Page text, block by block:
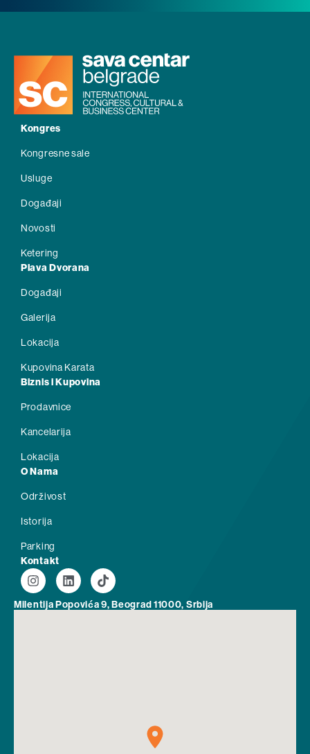
Kongres
Kongresne sale
Usluge
Događaji
Novosti
Ketering
Plava Dvorana
Događaji
Galerija
Lokacija
Kupovina Karata
Biznis i Kupovina
Prodavnice
Kancelarija
Lokacija
O Nama
Održivost
Istorija
Parking
Kontakt
Milentija Popovića 9, Beograd 11000, Srbija